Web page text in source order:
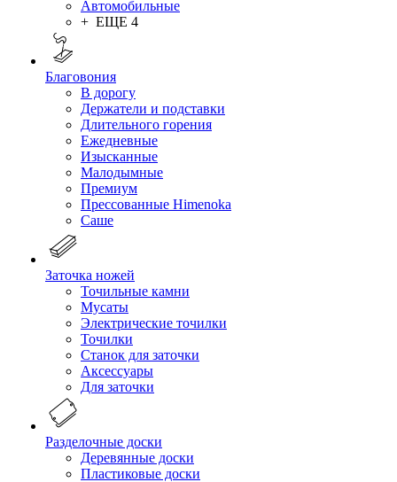
Автомобильные
+ ЕЩЕ 4
Благовония
В дорогу
Держатели и подставки
Длительного горения
Ежедневные
Изысканные
Малодымные
Премиум
Прессованные Himenoka
Саше
Заточка ножей
Точильные камни
Мусаты
Электрические точилки
Точилки
Станок для заточки
Аксессуары
Для заточки
Разделочные доски
Деревянные доски
Пластиковые доски